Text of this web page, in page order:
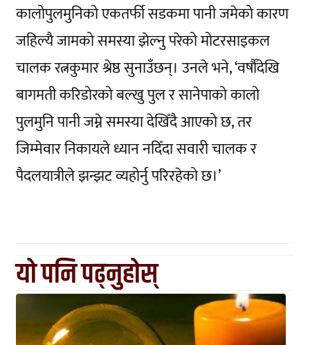
कालोपुलमुनिको एकतर्फी सडकमा पानी जमेको कारण
जहिल्यै जामको समस्या झेल्नु परेको मोटरसाइकल
चालक रत्नकुमार श्रेष्ठ सुनाउँछन्। उनले भने, ‘वर्षौंदेखि
बागमती करिडोरको बल्खु पुल र सानेपाको कालो
पुलमुनि पानी जम्ने समस्या देखिँदै आएको छ, तर
जिम्मेवार निकायले ध्यान नदिँदा सवारी चालक र
पैदलयात्रीले झन्झट व्यहोर्नु परिरहेको छ।’
यो पनि पढ्नुहोस्